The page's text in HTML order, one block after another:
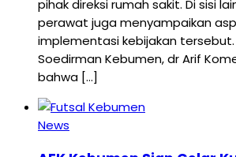
pihak direksi rumah sakit. Di sisi
perawat juga menyampaikan
implementasi kebijakan tersebut.
Soedirman Kebumen, dr Arif
bahwa […]
News